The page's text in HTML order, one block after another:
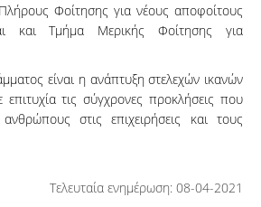
Φοίτησης για νέους αποφοίτους
και Τμήμα Μερικής Φοίτησης για
είναι η ανάπτυξη στελεχών ικανών
επιτυχία τις σύγχρονες προκλήσεις που
στις επιχειρήσεις και τους
Τελευταία ενημέρωση: 08-04-2021